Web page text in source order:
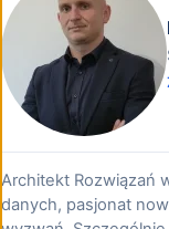
Architekt Rozwiązań
danych, pasjonat